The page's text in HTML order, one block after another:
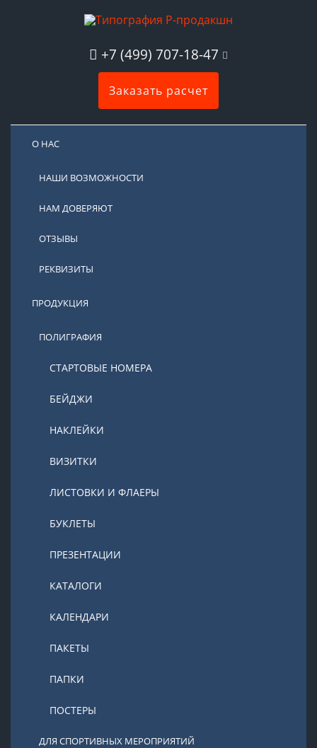
+7 (499) 707-18-47
Заказать расчет
О НАС
НАШИ ВОЗМОЖНОСТИ
НАМ ДОВЕРЯЮТ
ОТЗЫВЫ
РЕКВИЗИТЫ
ПРОДУКЦИЯ
ПОЛИГРАФИЯ
СТАРТОВЫЕ НОМЕРА
БЕЙДЖИ
НАКЛЕЙКИ
ВИЗИТКИ
ЛИСТОВКИ И ФЛАЕРЫ
БУКЛЕТЫ
ПРЕЗЕНТАЦИИ
КАТАЛОГИ
КАЛЕНДАРИ
ПАКЕТЫ
ПАПКИ
ПОСТЕРЫ
ДЛЯ СПОРТИВНЫХ МЕРОПРИЯТИЙ